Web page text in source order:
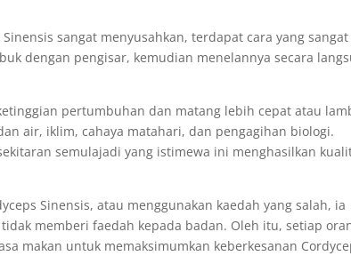
sangat menyusahkan, terdapat cara yang sangat
dengan pengisar, kemudian menelannya secara
pertumbuhan dan matang lebih cepat atau
air, iklim, cahaya matahari, dan pengagihan biologi.
semulajadi yang istimewa ini menghasilkan
Sinensis, atau menggunakan kaedah yang salah, ia
memberi faedah kepada badan. Oleh itu, setiap
makan untuk memaksimumkan keberkesanan